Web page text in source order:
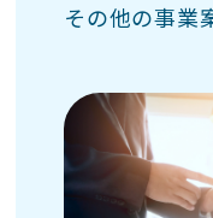
その他の事業